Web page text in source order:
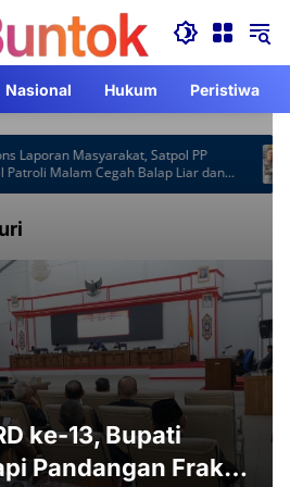
Nasional Hukum Peristiwa
Masyarakat, Satpol PP
Cegah Balap Liar dan
ke-13, Bupati
Pandangan Fraksi